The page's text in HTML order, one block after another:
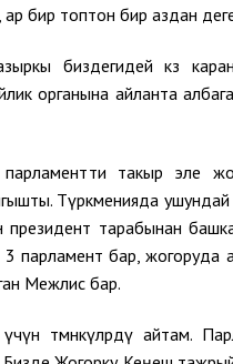
ар бир топтон бир аздан
биздегидей көз
органына айланта
такыр эле
Түркменияда
тарабынан
парламент бар, жогоруда
Межлис бар.
төмөнкүлөрдү айтам.